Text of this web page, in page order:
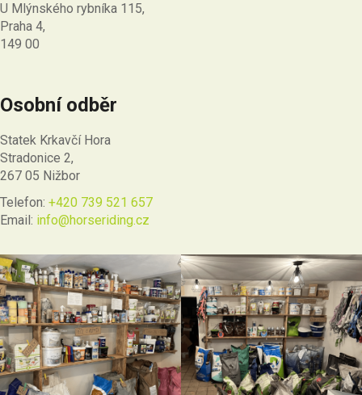
U Mlýnského rybníka 115,
Praha 4,
149 00
Osobní odběr
Statek Krkavčí Hora
Stradonice 2,
267 05 Nižbor
Telefon: +420 739 521 657
Email: info@horseriding.cz